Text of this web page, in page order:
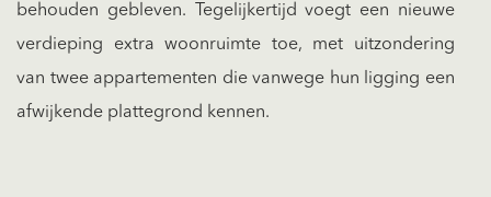
behouden gebleven. Tegelijkertijd voegt een nieuwe
verdieping extra woonruimte toe, met uitzondering
van twee appartementen die vanwege hun ligging een
afwijkende plattegrond kennen.